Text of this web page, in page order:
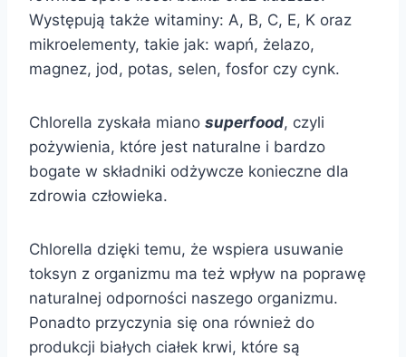
Występują także witaminy: A, B, C, E, K oraz
mikroelementy, takie jak: wapń, żelazo,
magnez, jod, potas, selen, fosfor czy cynk.
Chlorella zyskała miano superfood, czyli
pożywienia, które jest naturalne i bardzo
bogate w składniki odżywcze konieczne dla
zdrowia człowieka.
Chlorella dzięki temu, że wspiera usuwanie
toksyn z organizmu ma też wpływ na poprawę
naturalnej odporności naszego organizmu.
Ponadto przyczynia się ona również do
produkcji białych ciałek krwi, które są